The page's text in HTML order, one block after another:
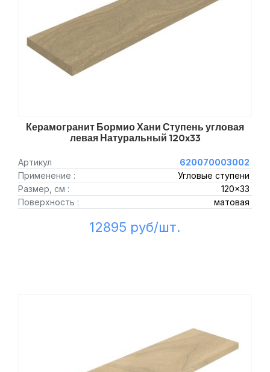
Керамогранит Бормио Хани Ступень угловая
левая Натуральный 120x33
Артикул
620070003002
Применение :
Угловые ступени
Размер, см :
120x33
Поверхность :
матовая
12895 руб/шт.